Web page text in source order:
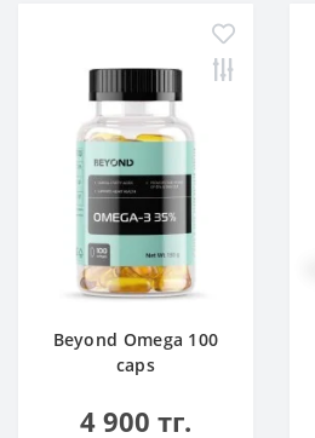
Beyond Omega 100
caps
4 900 тг.